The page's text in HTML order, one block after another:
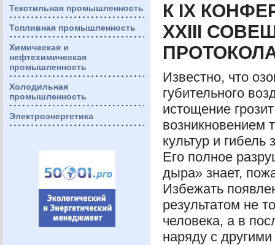
Текстильная промышленность
Топливная промышленность
Химическая и
нефтехимическая
промышленность
Холодильная
промышленность
Электроэнергетика
К IX
XXIII
Известно, что
губительного
истощение
возникновением
культур и гибель
Его полное
дыра» знает,
Избежать
результатом не
человека, а в
наряду с